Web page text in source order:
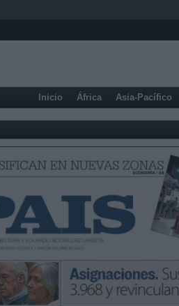
Inicio África Asia-Pacífico